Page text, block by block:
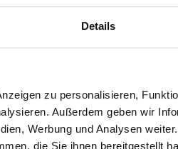
Details
zu personalisieren,
Außerdem geben wir
Werbung und Analysen
die Sie ihnen bereitgestellt